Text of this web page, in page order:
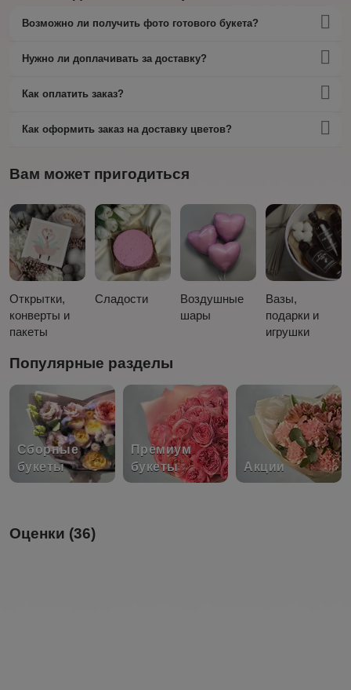
Возможно ли получить фото готового букета?
Нужно ли доплачивать за доставку?
Как оплатить заказ?
Как оформить заказ на доставку цветов?
Вам может пригодиться
Открытки,
конверты и
пакеты
Сладости
Воздушные
шары
Вазы,
подарки и
игрушки
Популярные разделы
Сборные
букеты
Премиум
букеты
Акции
Оценки (36)